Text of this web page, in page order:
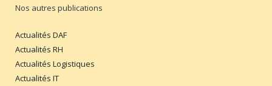
Nos autres publications
Actualités DAF
Actualités RH
Actualités Logistiques
Actualités IT